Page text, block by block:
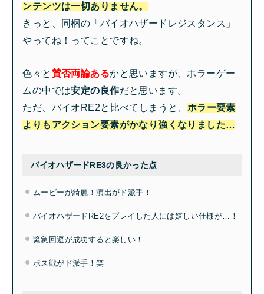
ンテンツは一切ありません。
きっと、同梱の「バイオハザードレジスタンス」
やってね！ってことですね。
色々と 賛否両論あるかと思いますが、ホラーゲー
ムの中では安定の良作だと思います。
ただ、バイオRE2と比べてしまうと、 ホラー要素
よりもアクション要素がかなり強くなりました…
バイオハザードRE3の良かった点
ムービーが綺麗！演出がド派手！
バイオハザードRE2をプレイした人には嬉しい仕様が…！
緊急回避が成功すると楽しい！
ボス戦がド派手！笑